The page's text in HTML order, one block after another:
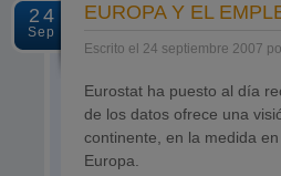
24
Sep
EUROPA Y EL
Escrito el 24 septiembre 2007
Eurostat ha puesto al día
de los datos ofrece una
continente, en la medida
Europa.